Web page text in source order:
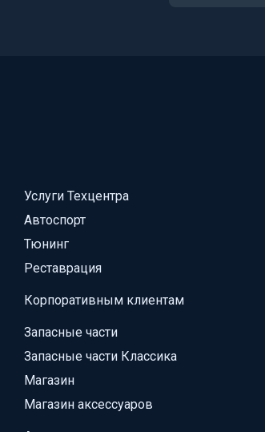
Услуги Техцентра
Автоспорт
Тюнинг
Реставрация
Корпоративным клиентам
Запасные части
Запасные части Классика
Магазин
Магазин аксессуаров